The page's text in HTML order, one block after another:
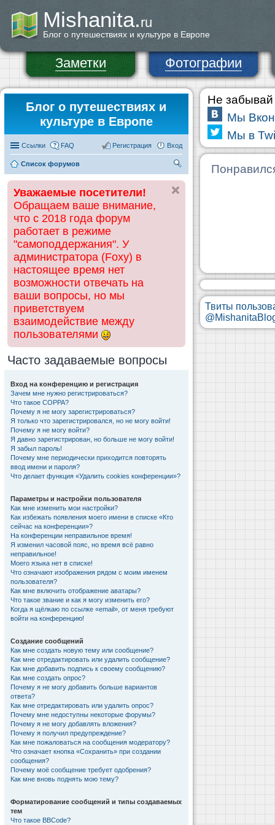
Mishanita.ru
Блог о путешествиях и культуре в Европе
Заметки Фотографии
Блог о путешествиях и
культуре в Европе
Ссылки FAQ Вход
Регистрация
Список форумов
ск
Уважаемые посетители!
Обращаем ваше внимание,
что с 2018 года форум
работает в режиме
"самоподдержания". У
администратора (Foxy) в
настоящее время нет
возможности отвечать на
ваши вопросы, но мы
приветствуем
взаимодействие между
пользователями
Часто задаваемые вопросы
Вход на конференцию и регистрация
Зачем мне нужно регистрироваться?
Что такое COPPA?
Почему я не могу зарегистрироваться?
Я только что зарегистрировался, но не могу войти!
Почему я не могу войти?
Я давно зарегистрирован, но больше не могу войти!
Я забыл пароль!
Почему мне периодически приходится повторять
ввод имени и пароля?
Что делает функция «Удалить cookies конференции»?
Параметры и настройки пользователя
Как мне изменить мои настройки?
Как избежать появления моего имени в списке «Кто
сейчас на конференции»?
На конференции неправильное время!
Я изменил часовой пояс, но время всё равно
неправильное!
Моего языка нет в списке!
Что означают изображения рядом с моим именем
пользователя?
Как мне включить отображение аватары?
Что такое звание и как я могу изменить его?
Когда я щёлкаю по ссылке «email», от меня требуют
войти на конференцию!
Создание сообщений
Как мне создать новую тему или сообщение?
Как мне отредактировать или удалить сообщение?
Как мне добавить подпись к своему сообщению?
Как мне создать опрос?
Почему я не могу добавить больше вариантов
ответа?
Как мне отредактировать или удалить опрос?
Почему мне недоступны некоторые форумы?
Почему я не могу добавлять вложения?
Почему я получил предупреждение?
Как мне пожаловаться на сообщения модератору?
Что означает кнопка «Сохранить» при создании
сообщения?
Почему моё сообщение требует одобрения?
Как мне вновь поднять мою тему?
Форматирование сообщений и типы создаваемых
тем
Что такое BBCode?
Не забывай
Мы
Мы в
Твиты